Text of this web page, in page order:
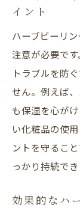
イント
ハーブピーリ
注意が必要で
トラブルを防
せん。例えば
も保湿を心が
い化粧品の使
ントを守るこ
っかり持続でき
効果的なハ